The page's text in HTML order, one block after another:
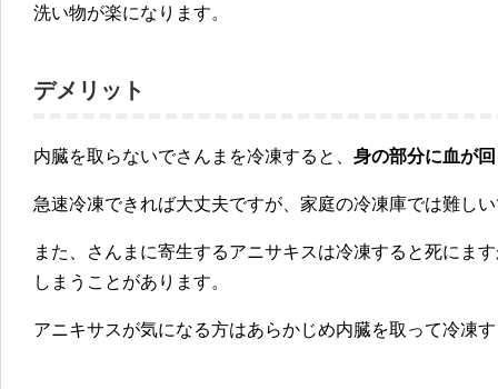
洗い物が楽になります。
デメリット
内臓を取らないでさんまを冷凍すると、 身の部分に血が
急速冷凍できれば大丈夫ですが、家庭の冷凍庫では難し
また、さんまに寄生するアニサキスは冷凍すると死にま
しまうことがあります。
アニキサスが気になる方はあらかじめ内臓を取って冷凍